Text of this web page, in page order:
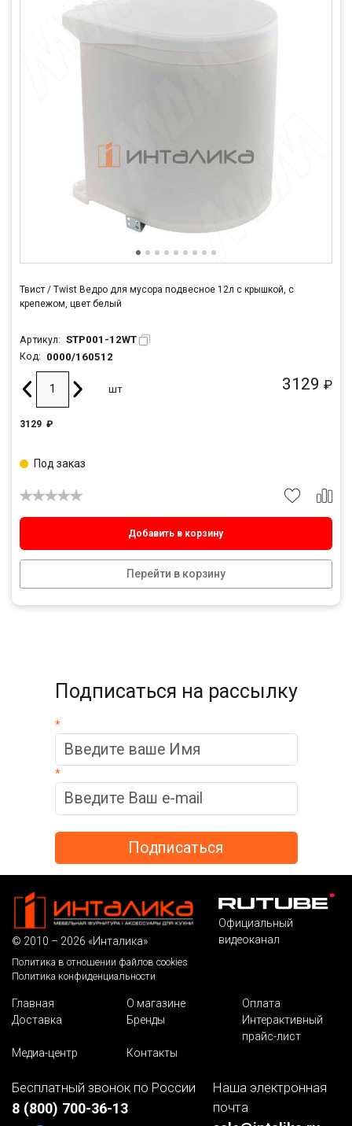
Твист / Twist Ведро для мусора подвесное 12л с крышкой, с
крепежом, цвет белый
Артикул: STP001-12WT
Код: 0000/160512
3129 ₽
шт
3129 ₽
Добавить в корзину
Перейти в корзину
Под заказ
Подписаться на рассылку
*
*
© 2010 – 2026 «Инталика»
Политика в отношении файлов cookies
Политика конфиденциальности
Официальный
видеоканал
Главная О магазине
Оплата
Доставка
Бренды
Интерактивный
прайс-лист
Медиа-центр
Контакты
Бесплатный звонок по России
8 (800) 700-36-13
Наша электронная
почта